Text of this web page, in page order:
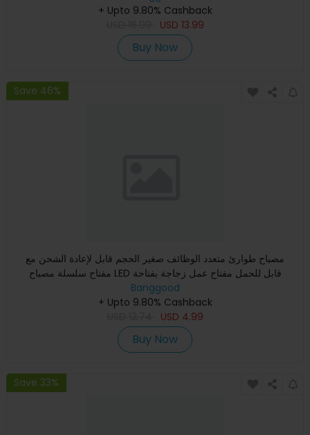
+ Upto 9.80% Cashback
USD 13.99
Buy Now
Save 46%
مصباح طوارئ متعدد الوظائف صغير الحجم قابل لإعادة الشحن مع
مفتاح سلسلة مصباح LED قابل للحمل مفتاح عمل زجاجة بفتاحة
مصاصة
Banggood
+ Upto 9.80% Cashback
USD 4.99
Buy Now
Save 33%